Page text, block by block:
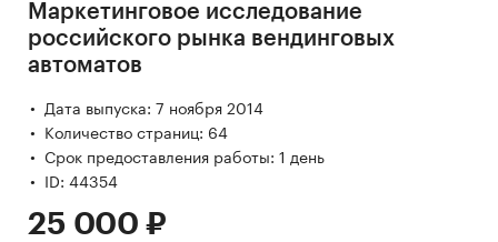
Маркетинговое исследование
российского рынка вендинговых
автоматов
Дата выпуска: 7 ноября 2014
Количество страниц: 64
Срок предоставления работы: 1 день
ID: 44354
25 000 ₽